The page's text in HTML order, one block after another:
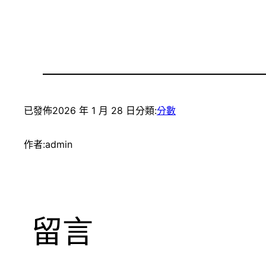
已發佈2026 年 1 月 28 日分類:分數
作者:admin
留言